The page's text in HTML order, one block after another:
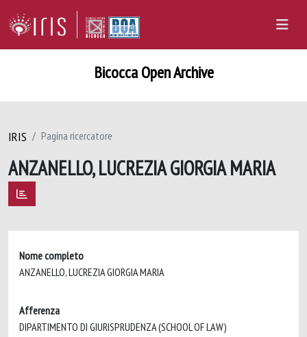
Bicocca Open Archive
IRIS Pagina ricercatore
ANZANELLO, LUCREZIA GIORGIA MARIA
Nome completo
ANZANELLO, LUCREZIA GIORGIA MARIA
Afferenza
DIPARTIMENTO DI GIURISPRUDENZA (SCHOOL OF LAW)